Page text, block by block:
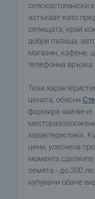
селскостопански
изтъкват като
селищата, край
добри пътища,
магазин, кафене,
телефонна връзка.
Тези
цената, обясни
формира най-вече
характеристики.
цени, улеснена
момента
земята - до 300
купувачи обаче